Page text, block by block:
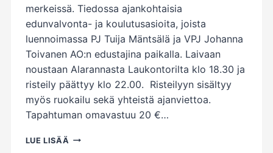
merkeissä. Tiedossa ajankohtaisia
edunvalvonta- ja koulutusasioita, joista
luennoimassa PJ Tuija Mäntsälä ja VPJ Johanna
Toivanen AO:n edustajina paikalla. Laivaan
noustaan Alarannasta Laukontorilta klo 18.30 ja
risteily päättyy klo 22.00. Risteilyyn sisältyy
myös ruokailu sekä yhteistä ajanviettoa.
Tapahtuman omavastuu 20 €…
LUE LISÄÄ ELOKUUN